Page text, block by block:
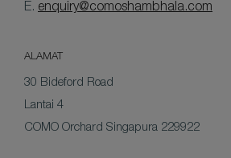
E. enquiry@comoshambhala.com
ALAMAT
30 Bideford Road
Lantai 4
COMO Orchard Singapura 229922